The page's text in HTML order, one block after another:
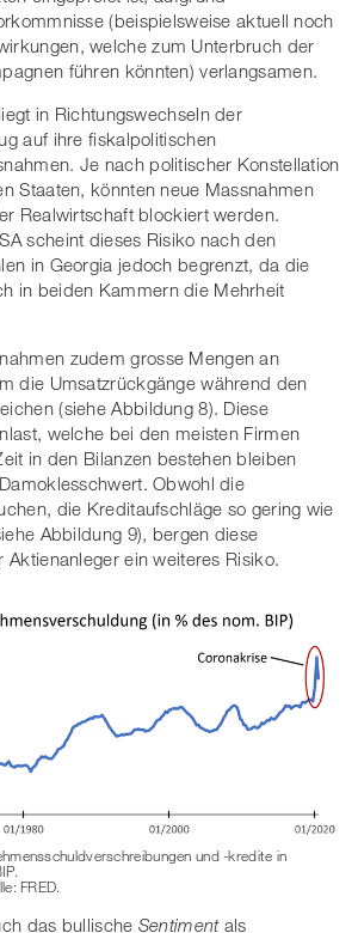
(beispielsweise aktuell noch
welche zum Unterbruch der
führen könnten) verlangsamen.
in Richtungswechseln der
auf ihre fiskalpolitischen
Je nach politischer Konstellation
Staaten, könnten neue Massnahmen
Realwirtschaft blockiert werden.
scheint dieses Risiko nach den
in Georgia jedoch begrenzt, da die
in beiden Kammern die Mehrheit
zudem grosse Mengen an
die Umsatzrückgänge während den
(siehe Abbildung 8). Diese
welche bei den meisten Firmen
in den Bilanzen bestehen bleiben
Obwohl die
die Kreditaufschläge so gering wie
Abbildung 9), bergen diese
Aktienanleger ein weiteres Risiko.
und -kredite in
FRED.
das bullische Sentiment als